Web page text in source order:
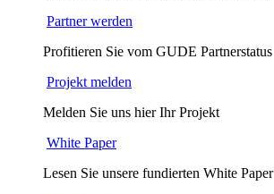
Partner werden
Profitieren Sie vom GUDE Partnerstatus
Projekt melden
Melden Sie uns hier Ihr Projekt
White Paper
Lesen Sie unsere fundierten White Paper